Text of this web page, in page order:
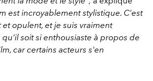
est incroyablement stylistique. C'est
opulent, et je suis vraiment
soit si enthousiaste à propos de
car certains acteurs s'en